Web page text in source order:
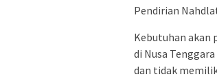
Pendirian
Kebutuhan akan
di Nusa
dan tidak